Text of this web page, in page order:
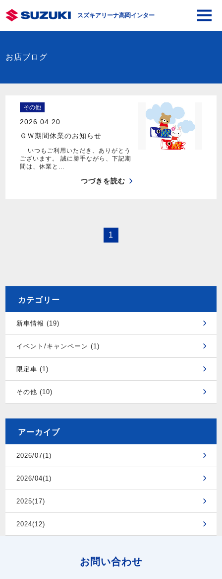
スズキアリーナ高岡インター
お店ブログ
その他
2026.04.20
ＧＷ期間休業のお知らせ
いつもご利用いただき、ありがとう
ございます。 誠に勝手ながら、下記期
間は、休業と…
つづきを読む
1
カテゴリー
新車情報 (19)
イベント/キャンペーン (1)
限定車 (1)
その他 (10)
アーカイブ
2026/07(1)
2026/04(1)
2025(17)
2024(12)
お問い合わせ